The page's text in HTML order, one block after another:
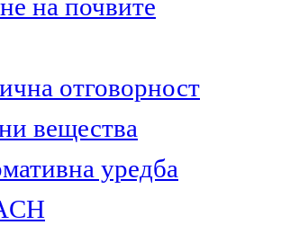
на почвите
отговорност
вещества
уредба